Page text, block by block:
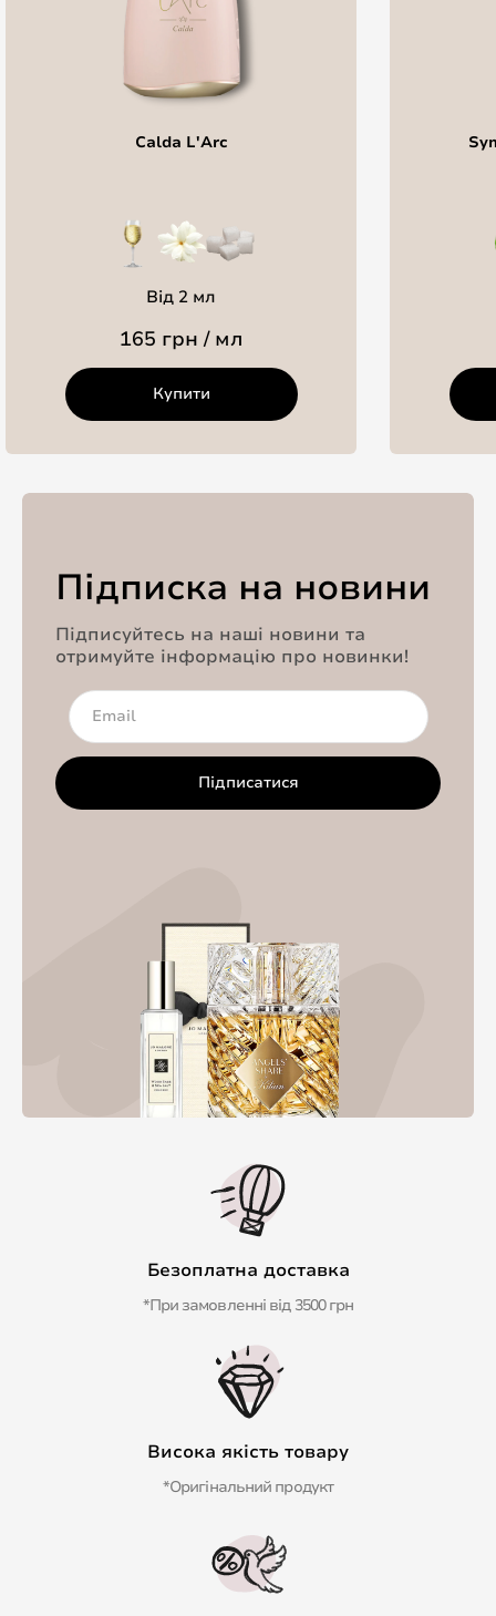
Calda L'Arc
Від 2 мл
165 грн / мл
Купити
Підписка на новини
Підписуйтесь на наші новини та
отримуйте інформацію про новинки!
Підписатися
Безоплатна доставка
*При замовленні від 3500 грн
Висока якість товару
*Оригінальний продукт